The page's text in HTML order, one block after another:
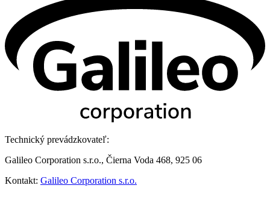
Technický prevádzkovateľ:
Galileo Corporation s.r.o., Čierna Voda 468, 925 06
Kontakt: Galileo Corporation s.r.o.